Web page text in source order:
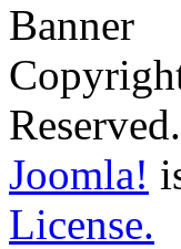
Reserved.
Joomla!
License.